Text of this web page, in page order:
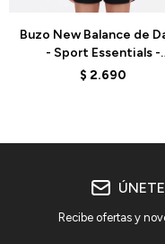
Buzo New Balance de
- Sport Essentials -
WT41508BK - BLACK
$ 2.690
Recibe ofertas y